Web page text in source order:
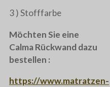
3 ) Stofffarbe
Möchten Sie eine
Calma Rückwand dazu
bestellen :
https://www.matratzen-